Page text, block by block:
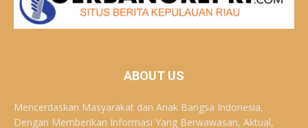
ABOUT US
Mencerdaskan Masyarakat dan Anak Bangsa Indonesia,
Dengan Memberikan Informasi Yang Berwawasan, Aktual,